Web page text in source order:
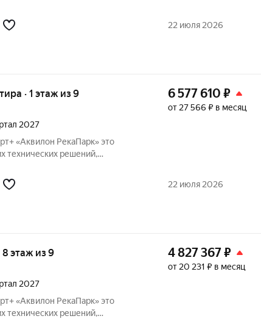
перспективный проект для тех,
22 июля 2026
· 1 этаж из 9
2027
«Аквилон РекаПарк» это
технических решений,
перспективный проект для тех,
6 577 610 ₽
от 27 566 ₽ в месяц
22 июля 2026
8 этаж из 9
2027
«Аквилон РекаПарк» это
технических решений,
4 827 367₽
от 20 231 ₽ в месяц